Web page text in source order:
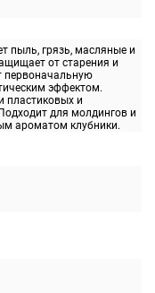
пыль, грязь, масляные и
от старения и
первоначальную
эффектом.
пластиковых и
для молдингов и
ароматом клубники.